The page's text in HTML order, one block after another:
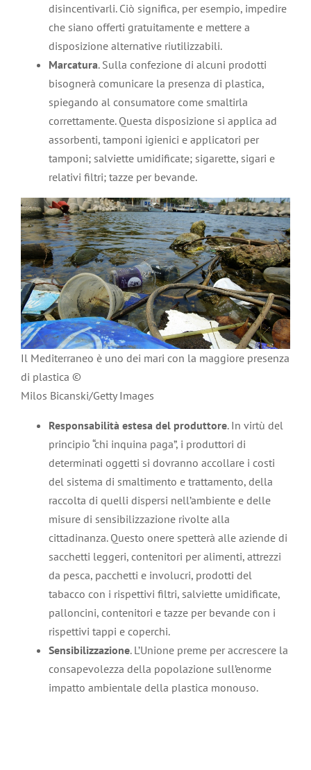
disincentivarli. Ciò significa, per esempio, impedire
che siano offerti gratuitamente e mettere a
disposizione alternative riutilizzabili.
Marcatura. Sulla confezione di alcuni prodotti
bisognerà comunicare la presenza di plastica,
spiegando al consumatore come smaltirla
correttamente. Questa disposizione si applica ad
assorbenti, tamponi igienici e applicatori per
tamponi; salviette umidificate; sigarette, sigari e
relativi filtri; tazze per bevande.
Il Mediterraneo è uno dei mari con la maggiore presenza
di plastica ©
Milos Bicanski/Getty Images
Responsabilità estesa del produttore. In virtù del
principio “chi inquina paga”, i produttori di
determinati oggetti si dovranno accollare i costi
del sistema di smaltimento e trattamento, della
raccolta di quelli dispersi nell’ambiente e delle
misure di sensibilizzazione rivolte alla
cittadinanza. Questo onere spetterà alle aziende di
sacchetti leggeri, contenitori per alimenti, attrezzi
da pesca, pacchetti e involucri, prodotti del
tabacco con i rispettivi filtri, salviette umidificate,
palloncini, contenitori e tazze per bevande con i
rispettivi tappi e coperchi.
Sensibilizzazione. L’Unione preme per accrescere la
consapevolezza della popolazione sull’enorme
impatto ambientale della plastica monouso.